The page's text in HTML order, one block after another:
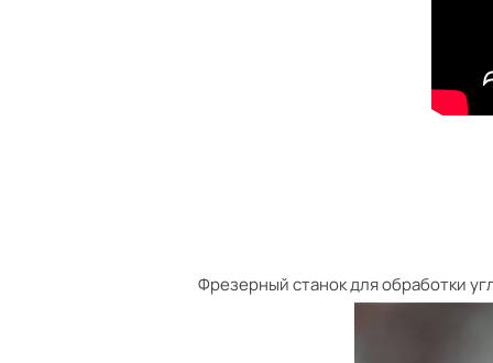
Фрезерный станок для обработки